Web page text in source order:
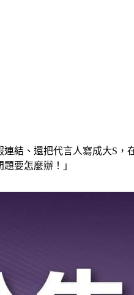
結、還把代言人寫成大S，
要怎麼辦！」